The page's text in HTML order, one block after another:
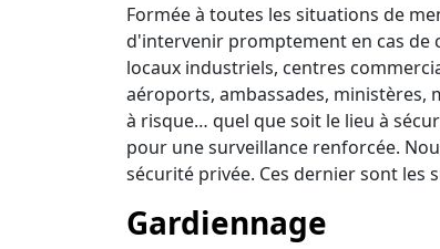
Formée à toutes les situations de
d'intervenir promptement en cas de
locaux industriels, centres
aéroports, ambassades, ministères,
à risque… quel que soit le lieu à
pour une surveillance renforcée.
sécurité privée. Ces dernier sont les
Gardiennage